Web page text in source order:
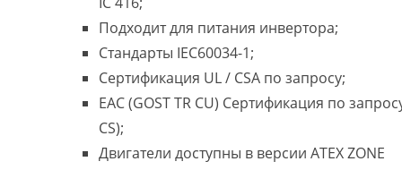
Подходит для питания инвертора;
Стандарты IEC60034-1;
Сертификация UL / CSA по запросу;
EAC (GOST TR CU) Сертификация по
CS);
Двигатели доступны в версии ATEX ZONE